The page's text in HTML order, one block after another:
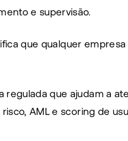
e supervisão.
que qualquer
que ajudam a
AML e scoring de